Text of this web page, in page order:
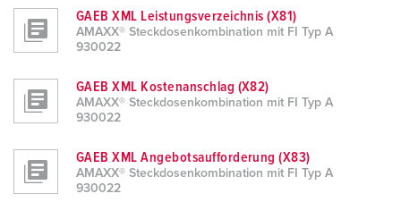
GAEB XML Leistungsverzeichnis (X81)
AMAXX® Steckdosenkombination mit FI Typ A
930022
GAEB XML Kostenanschlag (X82)
AMAXX® Steckdosenkombination mit FI Typ A
930022
GAEB XML Angebotsaufforderung (X83)
AMAXX® Steckdosenkombination mit FI Typ A
930022